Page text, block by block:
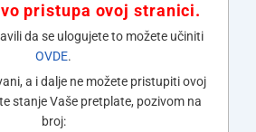
pristupa ovoj stranici.
da se ulogujete to možete učiniti
OVDE.
a i dalje ne možete pristupiti ovoj
stanje Vaše pretplate, pozivom na
broj: